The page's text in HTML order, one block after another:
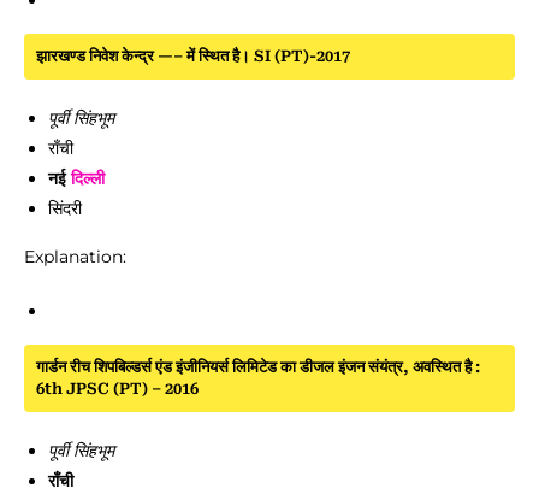
झारखण्ड निवेश केन्द्र —– में स्थित है। SI (PT)-2017
पूर्वी सिंहभूम
राँची
नईदिल्ली
सिंदरी
Explanation:
गार्डन रीच शिपबिल्डर्स एंड इंजीनियर्स लिमिटेड का डीजल इंजन संयंत्र, अवस्थित है :
6th JPSC (PT) – 2016
पूर्वी सिंहभूम
राँची